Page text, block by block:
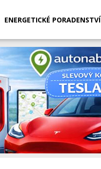
ENERGETICKÉ PORADENSTVÍ